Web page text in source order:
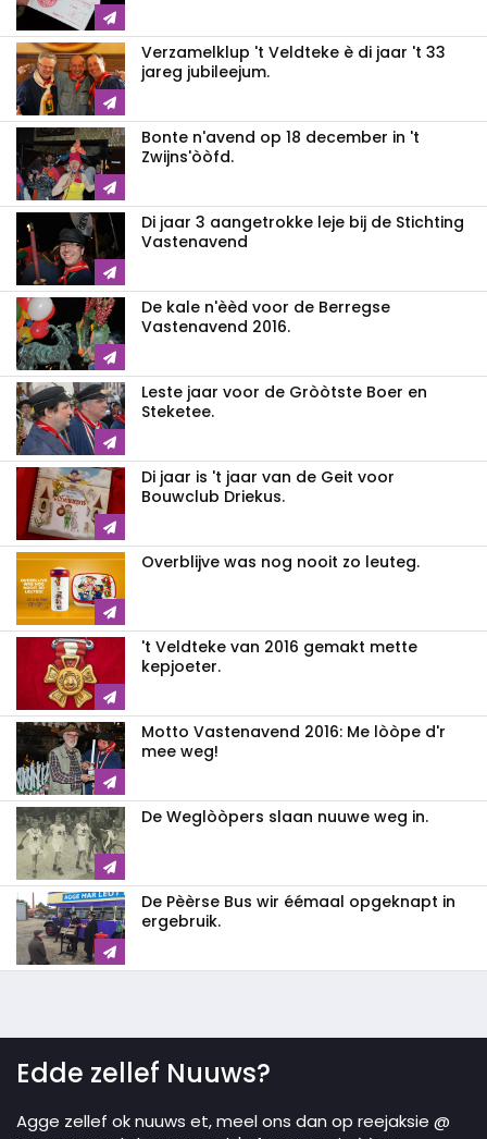
Verzamelklup 't Veldteke è di jaar 't 33
jareg jubileejum.
Bonte n'avend op 18 december in 't
Zwijns'òòfd.
Di jaar 3 aangetrokke leje bij de Stichting
Vastenavend
De kale n'èèd voor de Berregse
Vastenavend 2016.
Leste jaar voor de Gròòtste Boer en
Steketee.
Di jaar is 't jaar van de Geit voor
Bouwclub Driekus.
Overblijve was nog nooit zo leuteg.
't Veldteke van 2016 gemakt mette
kepjoeter.
Motto Vastenavend 2016: Me lòòpe d'r
mee weg!
De Weglòòpers slaan nuuwe weg in.
De Pèèrse Bus wir éémaal opgeknapt in
ergebruik.
Edde zellef Nuuws?
Agge zellef ok nuuws et, meel ons dan op reejaksie @